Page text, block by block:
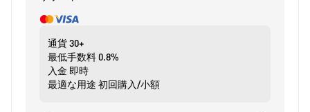
通貨30+
最低手数料0.8%
入金 即時
最適な用途 初回購入/小額